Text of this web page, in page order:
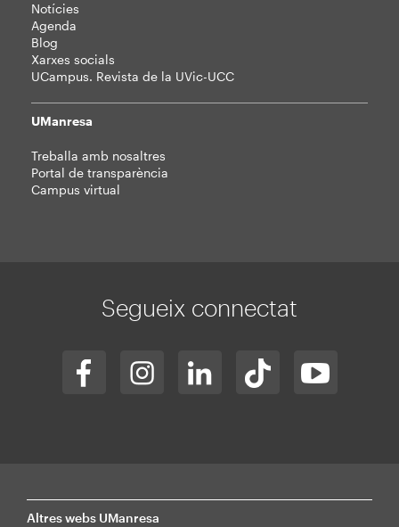
Notícies
Agenda
Blog
Xarxes socials
UCampus. Revista de la UVic-UCC
UManresa
Treballa amb nosaltres
Portal de transparència
Campus virtual
Segueix connectat
Altres webs UManresa